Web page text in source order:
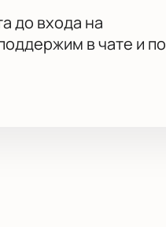
до входа на
в чате и по